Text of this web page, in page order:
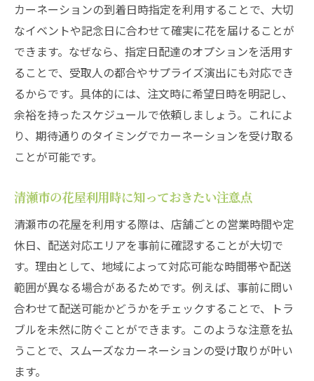
ぶコツ
配送時にカーネーションの品質を保つ工夫
とは
清瀬市で評判のカーネーション注文テクニ
ック
カーネーションを長持ちさせる受け取り後
の管理
び方
大切な日にカーネーションを届ける方法
カーネーションを大切な日に確実に届ける
コツ
清瀬市で希望日にカーネーションを受け取
る手順
カーネーションのギフト配送で失敗しない
方法
カーネーションの到着日時指定を利用することで、大切
なイベントや記念日に合わせて確実に花を届けることが
できます。なぜなら、指定日配達のオプションを活用す
ることで、受取人の都合やサプライズ演出にも対応でき
るからです。具体的には、注文時に希望日時を明記し、
余裕を持ったスケジュールで依頼しましょう。これによ
り、期待通りのタイミングでカーネーションを受け取る
ことが可能です。
清瀬市の花屋利用時に知っておきたい注意点
清瀬市の花屋を利用する際は、店舗ごとの営業時間や定
休日、配送対応エリアを事前に確認することが大切で
す。理由として、地域によって対応可能な時間帯や配送
範囲が異なる場合があるためです。例えば、事前に問い
合わせて配送可能かどうかをチェックすることで、トラ
ブルを未然に防ぐことができます。このような注意を払
うことで、スムーズなカーネーションの受け取りが叶い
ます。